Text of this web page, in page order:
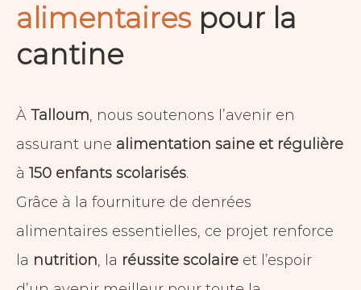
alimentaires pour la
cantine
À Talloum, nous soutenons l’avenir en
assurant une alimentation saine et régulière
à 150 enfants scolarisés.
Grâce à la fourniture de denrées
alimentaires essentielles, ce projet renforce
la nutrition, la réussite scolaire et l’espoir